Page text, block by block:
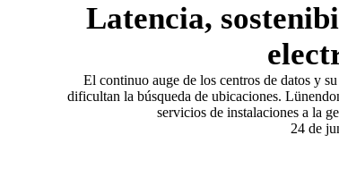
Latencia,
El continuo auge de los centros de datos y
dificultan la búsqueda de ubicaciones.
servicios de instalaciones a la
24 de